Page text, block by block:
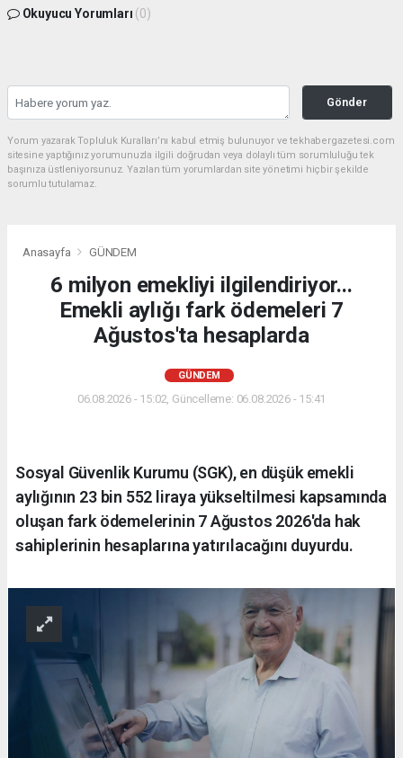
Okuyucu Yorumları (0)
Gönder
Yorum yazarak Topluluk Kuralları’nı kabul etmiş bulunuyor ve tekhabergazetesi.com
sitesine yaptığınız yorumunuzla ilgili doğrudan veya dolaylı tüm sorumluluğu tek
başınıza üstleniyorsunuz. Yazılan tüm yorumlardan site yönetimi hiçbir şekilde
sorumlu tutulamaz.
Anasayfa GÜNDEM
6 milyon emekliyi ilgilendiriyor...
Emekli aylığı fark ödemeleri 7
Ağustos'ta hesaplarda
GÜNDEM
06.08.2026 - 15:02, Güncelleme: 06.08.2026 - 15:41
Sosyal Güvenlik Kurumu (SGK), en düşük emekli
aylığının 23 bin 552 liraya yükseltilmesi kapsamında
oluşan fark ödemelerinin 7 Ağustos 2026'da hak
sahiplerinin hesaplarına yatırılacağını duyurdu.